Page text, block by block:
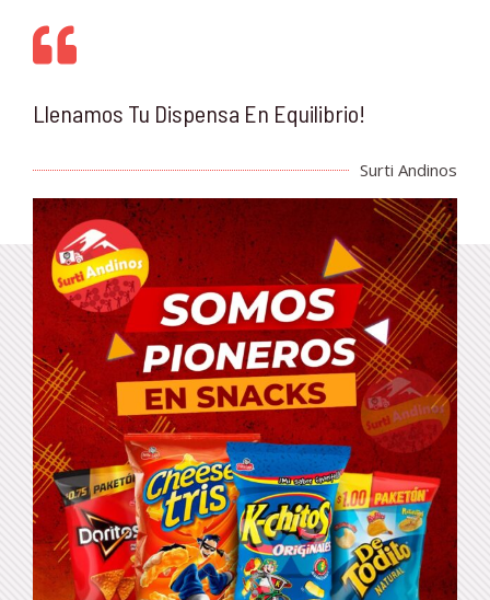
Llenamos Tu Dispensa En Equilibrio!
Surti Andinos